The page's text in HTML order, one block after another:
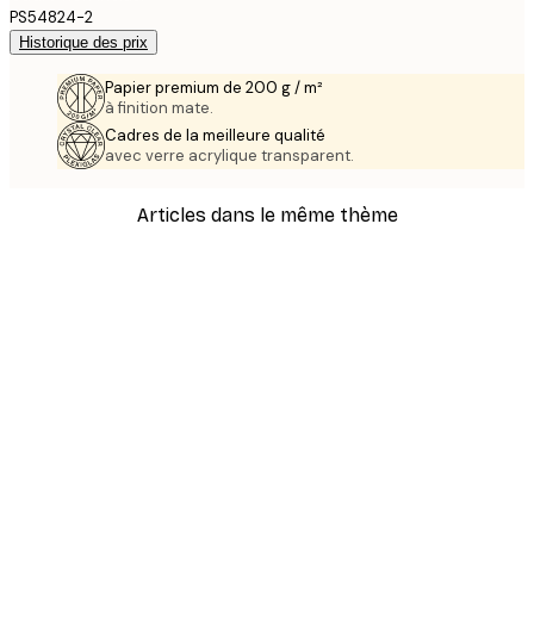
PS54824-2
Historique des prix
Papier premium de 200 g / m²
à finition mate.
Cadres de la meilleure qualité
avec verre acrylique transparent.
Articles dans le même thème